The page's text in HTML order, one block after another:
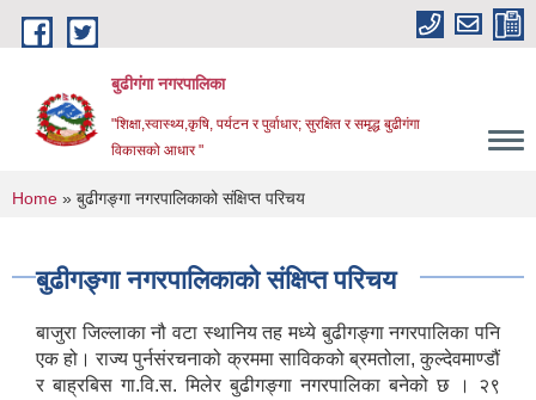
Skip to main content
बुढीगंगा नगरपालिका
"शिक्षा,स्वास्थ्य,कृषि, पर्यटन र पुर्वाधार; सुरक्षित र समृद्ध बुढीगंगा
विकासको आधार "
You are here
Home » बुढीगङ्गा नगरपालिकाको संक्षिप्त परिचय
बुढीगङ्गा नगरपालिकाको संक्षिप्त परिचय
बाजुरा जिल्लाका नौ वटा स्थानिय तह मध्ये बुढीगङ्गा नगरपालिका पनि
एक हो। राज्य पुर्नसंरचनाको क्रममा साविकको ब्रमतोला, कुल्देवमाण्डौं
र बाह्रबिस गा.वि.स. मिलेर बुढीगङ्गा नगरपालिका बनेको छ । २९